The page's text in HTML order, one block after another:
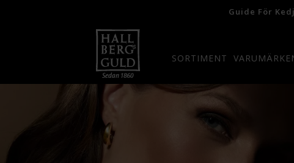
Guide För
SORTIMENT